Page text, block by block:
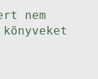
nem